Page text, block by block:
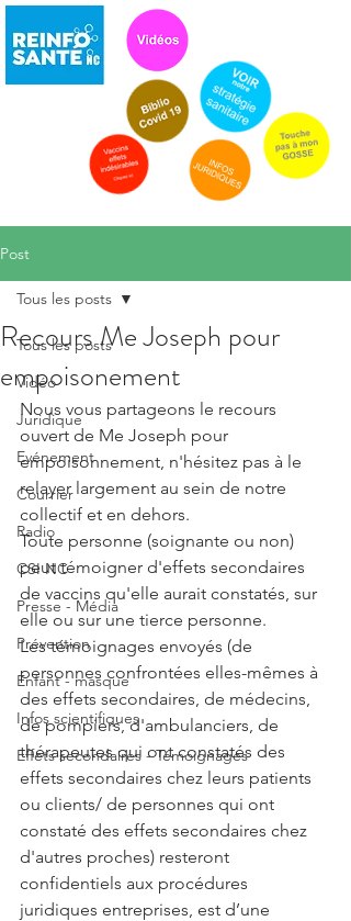
Post
Tous les posts
Vidéo
Juridique
Evénement
Courrier
Radio
CSI NC
Presse - Média
Prévention
Enfant - masque
Infos scientifiques
Effets secondaires - Témoignages
Tous les posts
Recours Me Joseph pour
empoisonement
Nous vous partageons le recours
ouvert de Me Joseph pour
empoisonnement, n'hésitez pas à le
relayer largement au sein de notre
collectif et en dehors.
Toute personne (soignante ou non)
peut témoigner d'effets secondaires
de vaccins qu'elle aurait constatés, sur
elle ou sur une tierce personne.
Les témoignages envoyés (de
personnes confrontées elles-mêmes à
des effets secondaires, de médecins,
de pompiers, d'ambulanciers, de
thérapeutes qui ont constatés des
effets secondaires chez leurs patients
ou clients/ de personnes qui ont
constaté des effets secondaires chez
d'autres proches) resteront
confidentiels aux procédures
juridiques entreprises, est d’une